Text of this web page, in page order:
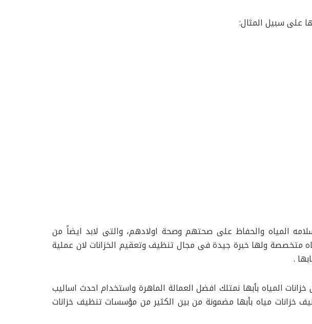
على سبيل المثال:
المياه والحفاظ على صحتهم وصحة اولادهم، والتى لابد ايضاً من
متخصصة ولها خبرة جيدة فى مجال تنظيف وتعقيم الخزانات لان عملية
.
المياه بأبها نمتلك افضل العمالة الماهرة واستخدام احدث اساليب
خزانات مياه بأبها مضمونة من بين الكثير من مؤسسات تنظيف خزانات